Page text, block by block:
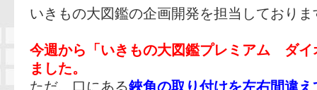
いきもの大図鑑の企画開発を担当しており
今週から「いきもの大図鑑プレミアム ダイ
ました。
ただ、口にある鋏角の取り付けを左右間違